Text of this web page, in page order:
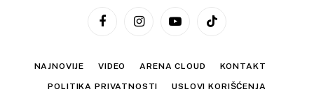
FacebookInstagramYouTubeTikTok
NAJNOVIJE VIDEO ARENA CLOUD KONTAKT
POLITIKA PRIVATNOSTI USLOVI KORIŠĆENJA